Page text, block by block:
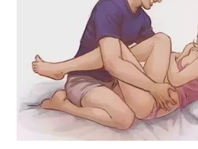
WN
KUNINGAN
WN
MAJALENGKA